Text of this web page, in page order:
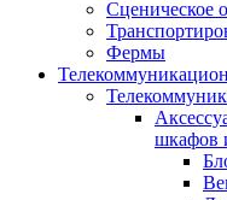
Сценическое
Фермы
шкафов